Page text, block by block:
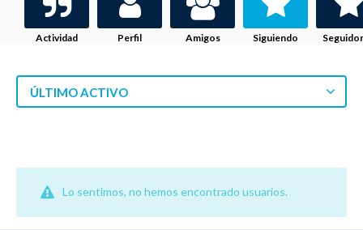
Actividad Perfil Amigos Siguiendo
ÚLTIMO ACTIVO
Lo sentimos, no hemos encontrado usuarios.